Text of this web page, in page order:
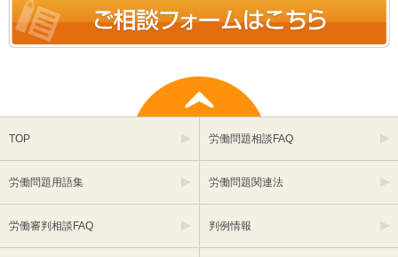
TOP 労働問題相談FAQ
労働問題用語集 労働問題関連法
労働審判相談FAQ 判例情報